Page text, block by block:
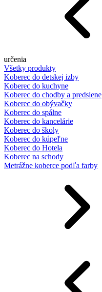
určenia
Všetky produkty
Koberec do detskej izby
Koberec do kuchyne
Koberec do chodby a predsiene
Koberec do obývačky
Koberec do spálne
Koberec do kancelárie
Koberec do školy
Koberec do kúpeľne
Koberec do Hotela
Koberec na schody
Metrážne koberce podľa farby